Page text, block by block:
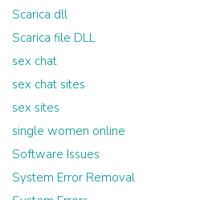
Scarica dll
Scarica file DLL
sex chat
sex chat sites
sex sites
single women online
Software Issues
System Error Removal